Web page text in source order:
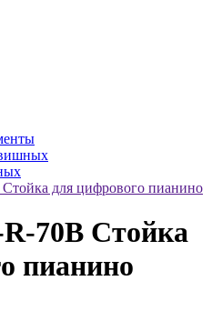
для цифрового пианино
70B Стойка
пианино